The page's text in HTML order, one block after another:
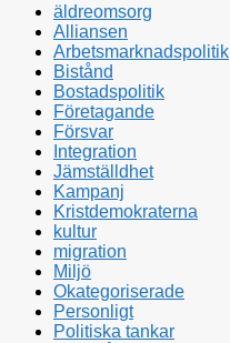
äldreomsorg
Alliansen
Arbetsmarknadspolitik
Bistånd
Bostadspolitik
Företagande
Försvar
Integration
Jämställdhet
Kampanj
Kristdemokraterna
kultur
migration
Miljö
Okategoriserade
Personligt
Politiska tankar